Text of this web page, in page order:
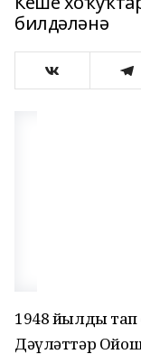
билдәләнә
1948 йылдың
Дәүләттәр